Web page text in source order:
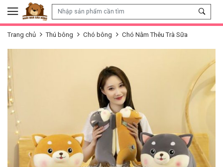
Skip to content
Trang chủ Thú bông Chó bông Chó Nằm Thêu Trà Sữa